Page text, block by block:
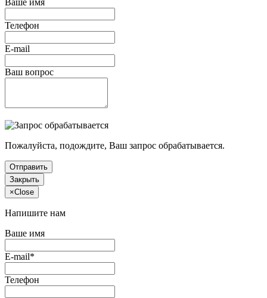
Телефон
E-mail
Ваш вопрос
Пожалуйста, подождите, Ваш запрос обрабатывается.
Отправить
Закрыть
×Close
Напишите нам
Ваше имя
E-mail*
Телефон